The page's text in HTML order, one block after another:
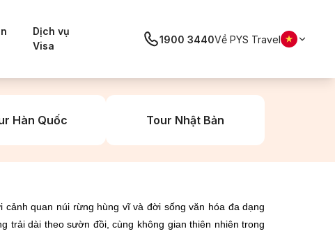
Dịch vụ
Visa
1900 3440Về PYS Travel
Hàn Quốc Tour Nhật Bản
cảnh quan núi rừng hùng vĩ và đời sống văn hóa đa dạng
trải dài theo sườn đồi, cùng không gian thiên nhiên trong